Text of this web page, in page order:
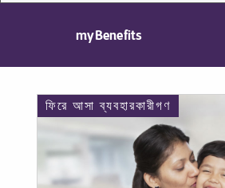
myBenefits
ফিরে আসা ব্যবহারকারীগণ